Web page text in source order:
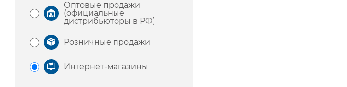
Оптовые продажи
(официальные
дистрибьюторы в РФ)
Розничные продажи
Интернет-магазины